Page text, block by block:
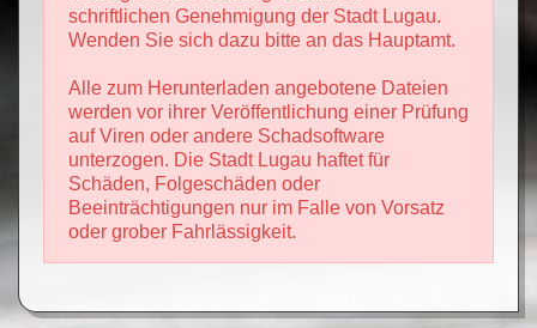
schriftlichen Genehmigung der Stadt Lugau.
Wenden Sie sich dazu bitte an das Hauptamt.
Alle zum Herunterladen angebotene Dateien
werden vor ihrer Veröffentlichung einer Prüfung
auf Viren oder andere Schadsoftware
unterzogen. Die Stadt Lugau haftet für
Schäden, Folgeschäden oder
Beeinträchtigungen nur im Falle von Vorsatz
oder grober Fahrlässigkeit.